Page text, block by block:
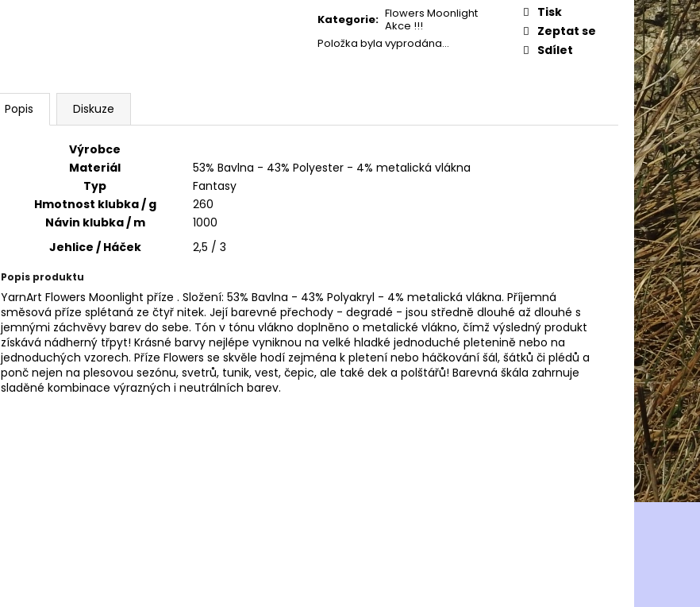
Kategorie: Flowers Moonlight
Akce !!!
Položka byla vyprodána…
Tisk
Zeptat se
Sdílet
Popis Diskuze
Výrobce
Materiál
53% Bavlna - 43% Polyester - 4% metalická vlákna
Typ
Fantasy
Hmotnost klubka / g
260
Návin klubka / m
1000
Jehlice / Háček
2,5 / 3
Popis produktu
YarnArt Flowers Moonlight příze . Složení: 53% Bavlna - 43% Polyakryl - 4% metalická vlákna. Příjemná
směsová příze splétaná ze čtyř nitek. Její barevné přechody - degradé - jsou středně dlouhé až dlouhé s
jemnými záchvěvy barev do sebe. Tón v tónu vlákno doplněno o metalické vlákno, čímž výsledný produkt
získává nádherný třpyt! Krásné barvy nejlépe vyniknou na velké hladké jednoduché pletenině nebo na
jednoduchých vzorech. Příze Flowers se skvěle hodí zejména k pletení nebo háčkování šál, šátků či plédů a
ponč nejen na plesovou sezónu, svetrů, tunik, vest, čepic, ale také dek a polštářů! Barevná škála zahrnuje
sladěné kombinace výrazných i neutrálních barev.